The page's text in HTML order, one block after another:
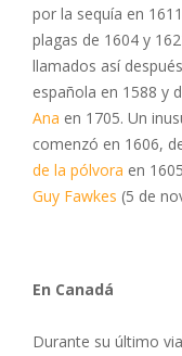
por la sequía en
plagas de 1604 y
llamados así
española en 1588 y
Ana en 1705. Un
comenzó en 1606,
de la pólvora en
Guy Fawkes (5 de
En Canadá
Durante su último